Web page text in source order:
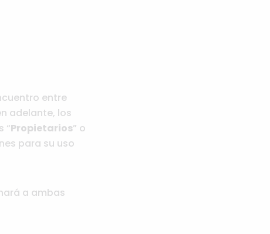
entre
adelante, los
“Propietarios” o
para su uso
a ambas